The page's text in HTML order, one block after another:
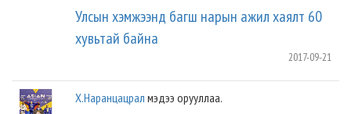
Улсын хэмжээнд багш нарын ажил хаялт 60
хувьтай байна
2017-09-21
Х.Наранцацрал мэдээ орууллаа.